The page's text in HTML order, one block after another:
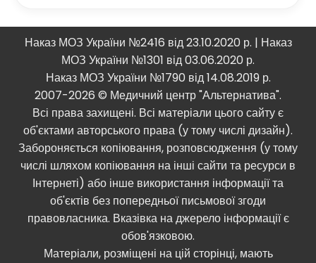
Наказ МОЗ України №2416 від 23.10.2020 р. | Наказ
МОЗ України №1301 від 03.06.2020 р.
Наказ МОЗ України №1790 від 14.08.2019 р.
2007-2026 © Медичний центр "Альтернатива".
Всі права захищені. Всі матеріали цього сайту є
об'єктами авторського права (у тому числі дизайн).
Забороняється копіювання, розповсюдження (у тому
числі шляхом копіювання на інші сайти та ресурси в
Інтернеті) або інше використання інформації та
об'єктів без попередньої письмової згоди
правовласника. Вказівка ​​на джерело інформації є
обов'язковою.
Матеріали, розміщені на цій сторінці, мають